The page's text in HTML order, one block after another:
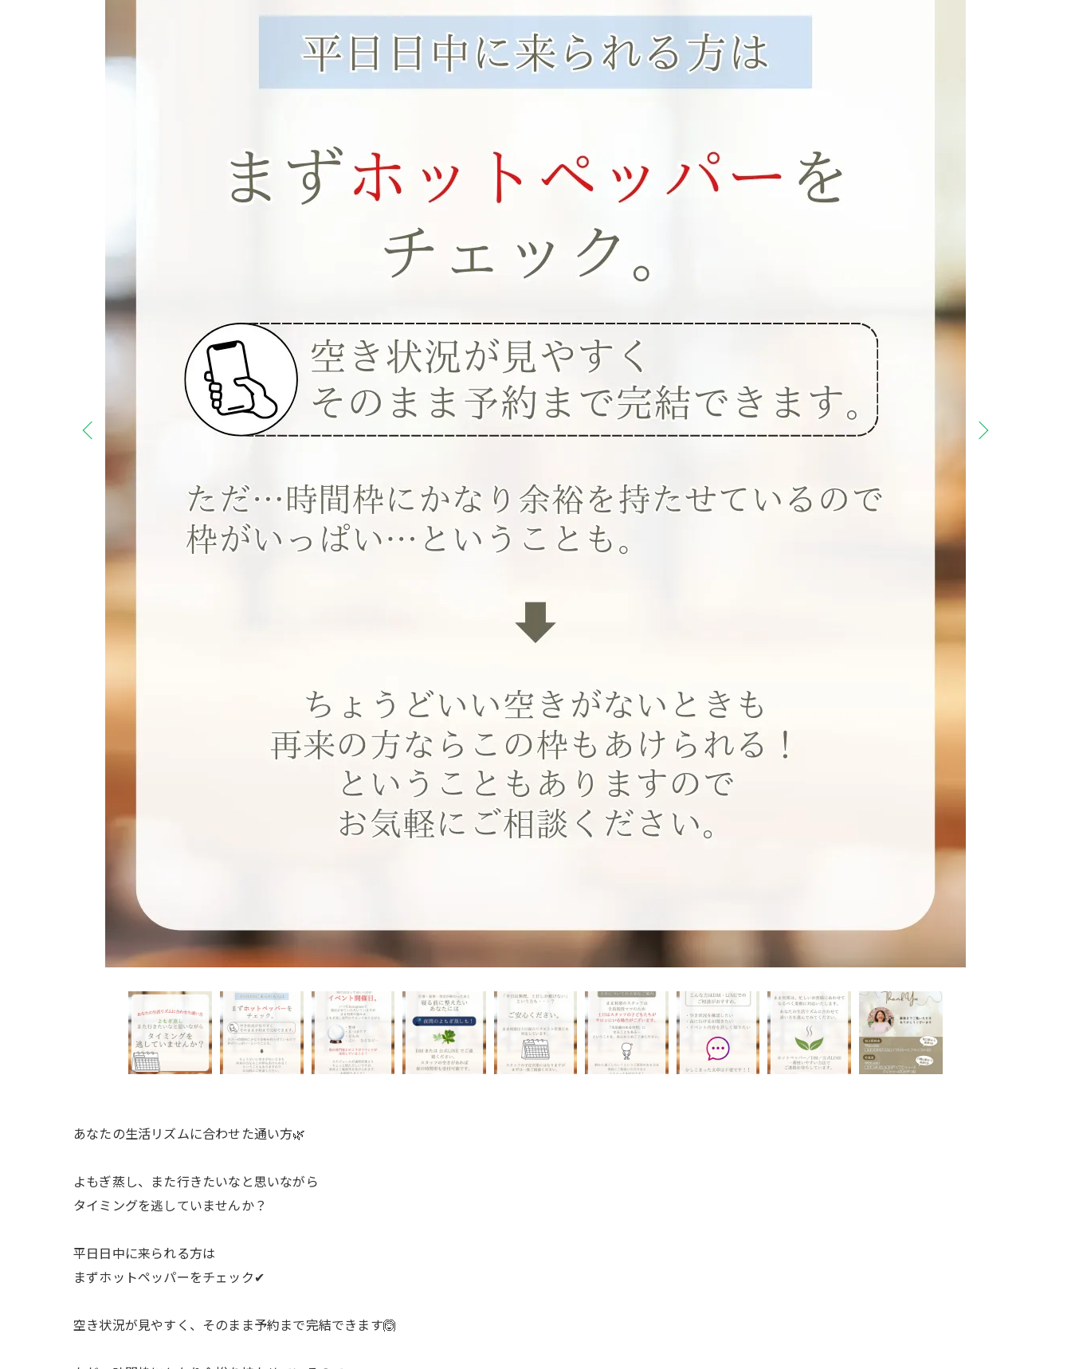
あなたの生活リズムに合わせた通い方🌿
よもぎ蒸し、また行きたいなと思いながら
タイミングを逃していませんか？
平日日中に来られる方は
まずホットペッパーをチェック✔
空き状況が見やすく、そのまま予約まで完結できます🙆